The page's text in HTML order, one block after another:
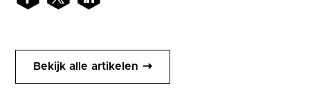
Bekijk alle artikelen